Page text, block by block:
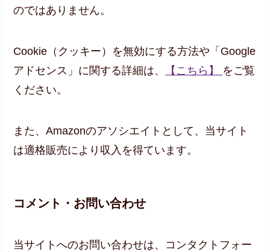
のではありません。
Cookie（クッキー）を無効にする方法や「Google
アドセンス」に関する詳細は、
【こちら】 をご覧
ください。
また、Amazonのアソシエイトとして、当サイト
は適格販売により収入を得ています。
コメント・お問い合わせ
当サイトへのお問い合わせは、コンタクトフォー